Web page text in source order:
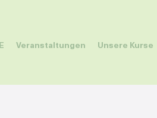
Veranstaltungen Unsere Kurse